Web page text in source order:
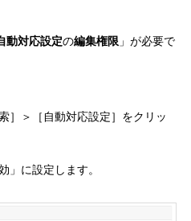
動対応設定の編集権限 」が必要で
］＞［自動対応設定］をクリッ
」に設定します。